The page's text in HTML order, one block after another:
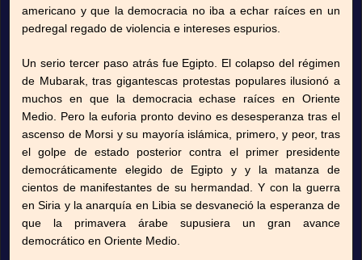
americano y que la democracia no iba a echar raíces en un
pedregal regado de violencia e intereses espurios.
Un serio tercer paso atrás fue Egipto. El colapso del régimen
de Mubarak, tras gigantescas protestas populares ilusionó a
muchos en que la democracia echase raíces en Oriente
Medio. Pero la euforia pronto devino es desesperanza tras el
ascenso de Morsi y su mayoría islámica, primero, y peor, tras
el golpe de estado posterior contra el primer presidente
democráticamente elegido de Egipto y y la matanza de
cientos de manifestantes de su hermandad. Y con la guerra
en Siria y la anarquía en Libia se desvaneció la esperanza de
que la primavera árabe supusiera un gran avance
democrático en Oriente Medio.